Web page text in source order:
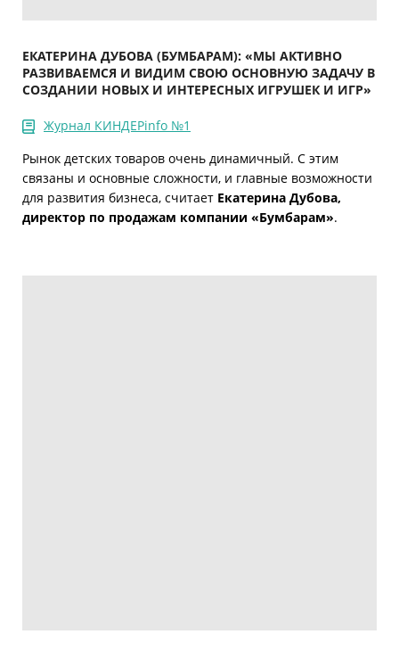
ЕКАТЕРИНА ДУБОВА (БУМБАРАМ): «МЫ АКТИВНО
РАЗВИВАЕМСЯ И ВИДИМ СВОЮ ОСНОВНУЮ ЗАДАЧУ В
СОЗДАНИИ НОВЫХ И ИНТЕРЕСНЫХ ИГРУШЕК И ИГР»
Журнал КИНДЕРinfo №1
Рынок детских товаров очень динамичный. С этим
связаны и основные сложности, и главные возможности
для развития бизнеса, считает Екатерина Дубова,
директор по продажам компании «Бумбарам».